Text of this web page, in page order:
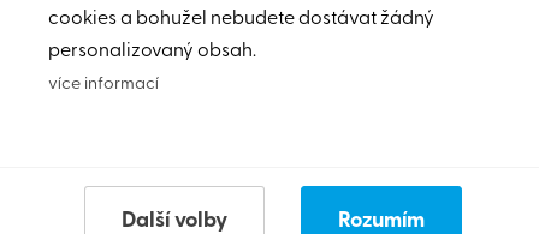
výhledem a nekonečnými možnostmi.
Poloha:
Nemocnice – 10 minut
Škola – 10 minut
cookies a bohužel nebudete dostávat žádný
personalizovaný obsah.
více informací
Další volby Rozumím